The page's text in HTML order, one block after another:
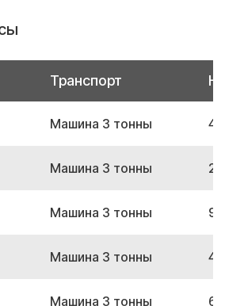
Транспорт
Машина 3 тонны
Машина 3 тонны
Машина 3 тонны
Машина 3 тонны
Машина 3 тонны